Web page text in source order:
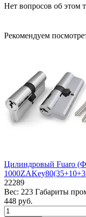
Нет вопросов об этом
Рекомендуем
Цилиндровый Fuaro
22289
Вес: 223 Габариты
448 руб.